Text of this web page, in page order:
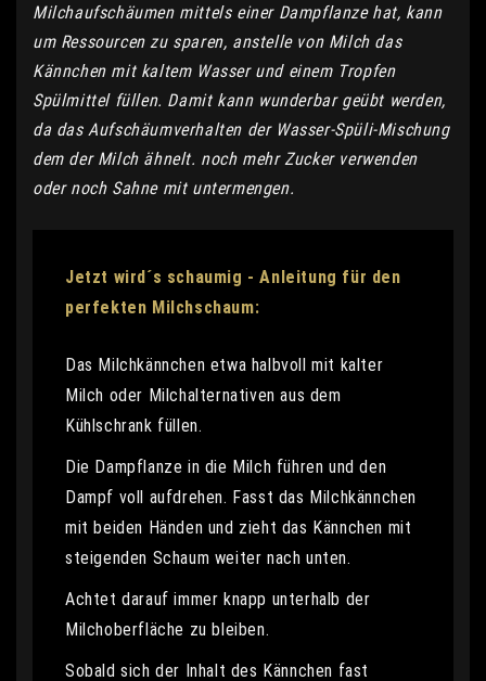
Milchaufschäumen mittels einer Dampflanze hat, kann
um Ressourcen zu sparen, anstelle von Milch das
Kännchen mit kaltem Wasser und einem Tropfen
Spülmittel füllen. Damit kann wunderbar geübt werden,
da das Aufschäumverhalten der Wasser-Spüli-Mischung
dem der Milch ähnelt. noch mehr Zucker verwenden
oder noch Sahne mit untermengen.
Jetzt wird´s schaumig - Anleitung für den
perfekten Milchschaum:
Das Milchkännchen etwa halbvoll mit kalter
Milch oder Milchalternativen aus dem
Kühlschrank füllen.
Die Dampflanze in die Milch führen und den
Dampf voll aufdrehen. Fasst das Milchkännchen
mit beiden Händen und zieht das Kännchen mit
steigenden Schaum weiter nach unten.
Achtet darauf immer knapp unterhalb der
Milchoberfläche zu bleiben.
Sobald sich der Inhalt des Kännchen fast